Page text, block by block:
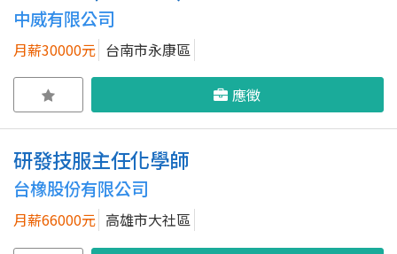
中威有限公司
月薪30000元 台南市永康區
應徵
研發技服主任化學師
台橡股份有限公司
月薪66000元 高雄市大社區